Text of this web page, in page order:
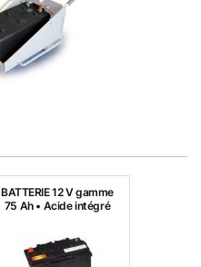
BATTERIE 12 V gamme
75 Ah • Acide intégré